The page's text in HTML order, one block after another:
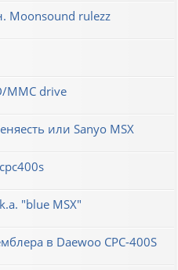
Moonsound rulezz
MMC drive
или Sanyo MSX
"blue MSX"
в Daewoo CPC-400S